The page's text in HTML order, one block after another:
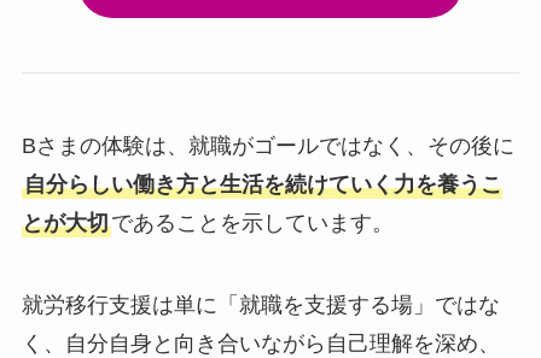
Bさまの体験は、就職がゴールではなく、その後に
自分らしい働き方と生活を続けていく力を養うこ
とが大切であることを示しています。
就労移行支援は単に「就職を支援する場」ではな
く、自分自身と向き合いながら自己理解を深め、